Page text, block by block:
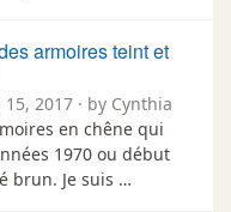
armoires teint et
2017 · by Cynthia
en chêne qui
1970 ou début
brun. Je suis …